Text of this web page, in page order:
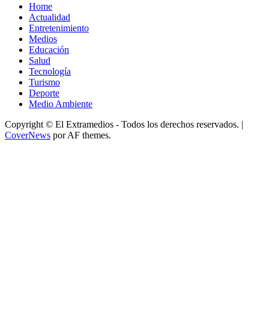
Home
Actualidad
Entretenimiento
Medios
Educación
Salud
Tecnología
Turismo
Deporte
Medio Ambiente
Copyright © El Extramedios - Todos los derechos reservados. |
CoverNews por AF themes.